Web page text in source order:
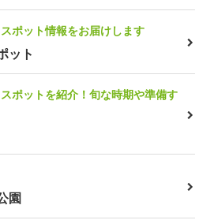
ポット情報をお届けします
ット
ポットを紹介！旬な時期や準備す
園